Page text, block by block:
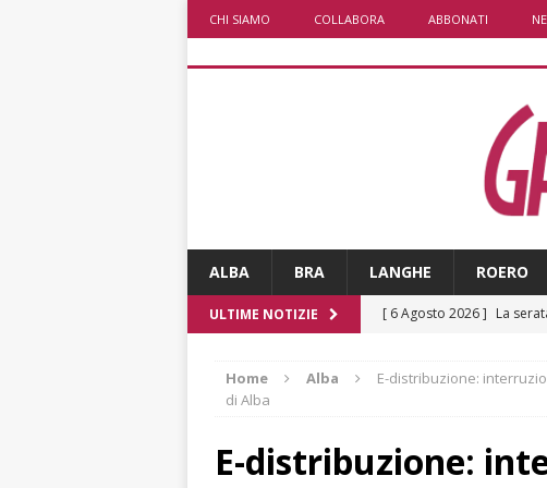
CHI SIAMO COLLABORA ABBONATI
ALBA BRA LANGHE ROERO
ULTIME NOTIZIE [ 6 Agosto 2026 ] La
pensare
ALBA
casa”
BRA
Home Alba
E-distribuzione:
di Alba
E-distribuzione: